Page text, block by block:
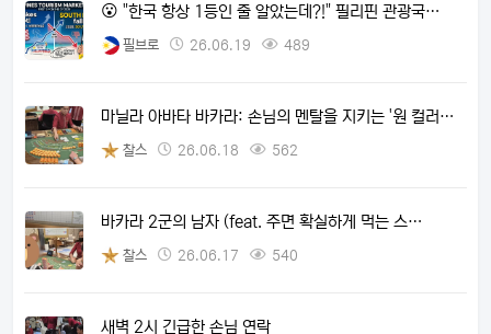
😮 "한국 항상 1등인 줄 알았는데?!" 필리핀 관광국…
필브로 26.06.19 489
마닐라 아바타 바카라: 손님의 멘탈을 지키는 '원 컬러…
찰스 26.06.18 562
바카라 2군의 남자 (feat. 주면 확실하게 먹는 스…
찰스 26.06.17 540
새벽 2시 긴급한 손님 연락